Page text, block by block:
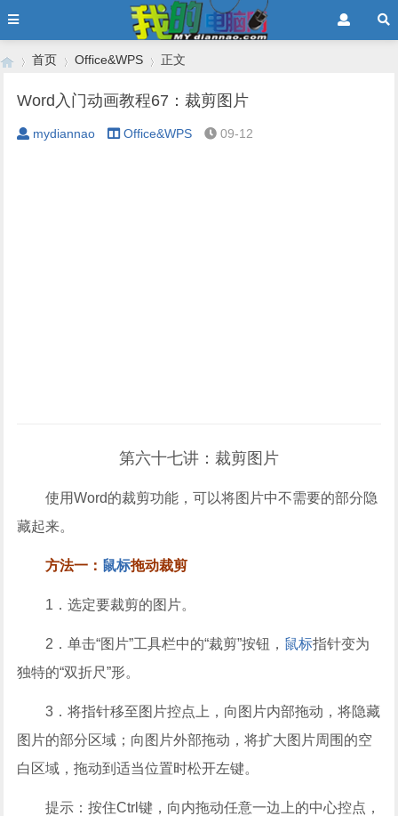
›
首页
›
Office&WPS
›
正文
Word入门动画教程67：裁剪图片
mydiannao Office&WPS 09-12
第六十七讲：裁剪图片
使用Word的裁剪功能，可以将图片中不需要的部分隐
藏起来。
方法一： 鼠标拖动裁剪
1．选定要裁剪的图片。
2．单击“图片”工具栏中的“裁剪”按钮， 鼠标指针变为
独特的“双折尺”形。
3．将指针移至图片控点上，向图片内部拖动，将隐藏
图片的部分区域；向图片外部拖动，将扩大图片周围的空
白区域，拖动到适当位置时松开左键。
提示：按住Ctrl键，向内拖动任意一边上的中心控点，